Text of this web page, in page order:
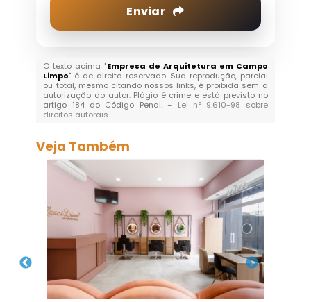
Enviar
O texto acima "Empresa de Arquitetura em Campo
Limpo" é de direito reservado. Sua reprodução, parcial
ou total, mesmo citando nossos links, é proibida sem a
autorização do autor. Plágio é crime e está previsto no
artigo 184 do Código Penal. – Lei n° 9.610-98 sobre
direitos autorais.
Veja Também